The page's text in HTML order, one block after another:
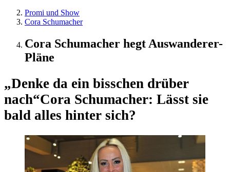
Promi und Show
Cora Schumacher
Cora Schumacher hegt Auswanderer-
Pläne
„Denke da ein bisschen drüber
nach“Cora Schumacher: Lässt sie
bald alles hinter sich?